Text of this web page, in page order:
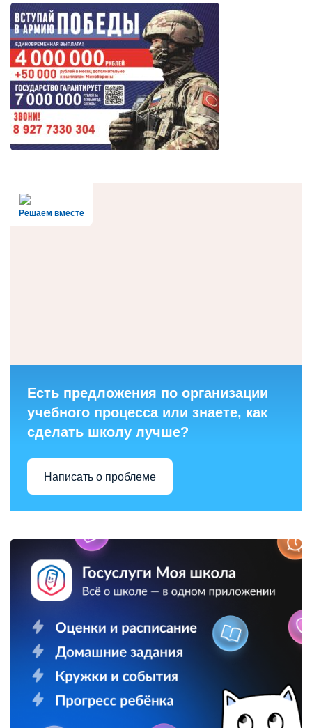
Решаем вместе
Есть предложения по организации
учебного процесса или знаете, как
сделать школу лучше?
Написать о проблеме